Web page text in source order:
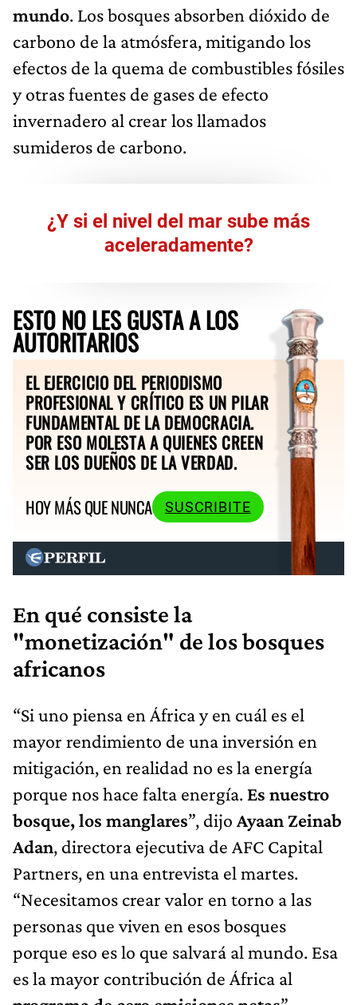
mundo. Los bosques absorben dióxido de
carbono de la atmósfera, mitigando los
efectos de la quema de combustibles fósiles
y otras fuentes de gases de efecto
invernadero al crear los llamados
sumideros de carbono.
¿Y si el nivel del mar sube más
aceleradamente?
ESTO NO LES GUSTA A LOS
AUTORITARIOS
EL EJERCICIO DEL PERIODISMO
PROFESIONAL Y CRÍTICO ES UN PILAR
FUNDAMENTAL DE LA DEMOCRACIA.
POR ESO MOLESTA A QUIENES CREEN
SER LOS DUEÑOS DE LA VERDAD.
HOY MÁS QUE NUNCA
SUSCRIBITE
En qué consiste la
"monetización" de los bosques
africanos
“Si uno piensa en África y en cuál es el
mayor rendimiento de una inversión en
mitigación, en realidad no es la energía
porque nos hace falta energía. Es nuestro
bosque, los manglares”, dijo Ayaan Zeinab
Adan, directora ejecutiva de AFC Capital
Partners, en una entrevista el martes.
“Necesitamos crear valor en torno a las
personas que viven en esos bosques
porque eso es lo que salvará al mundo. Esa
es la mayor contribución de África al